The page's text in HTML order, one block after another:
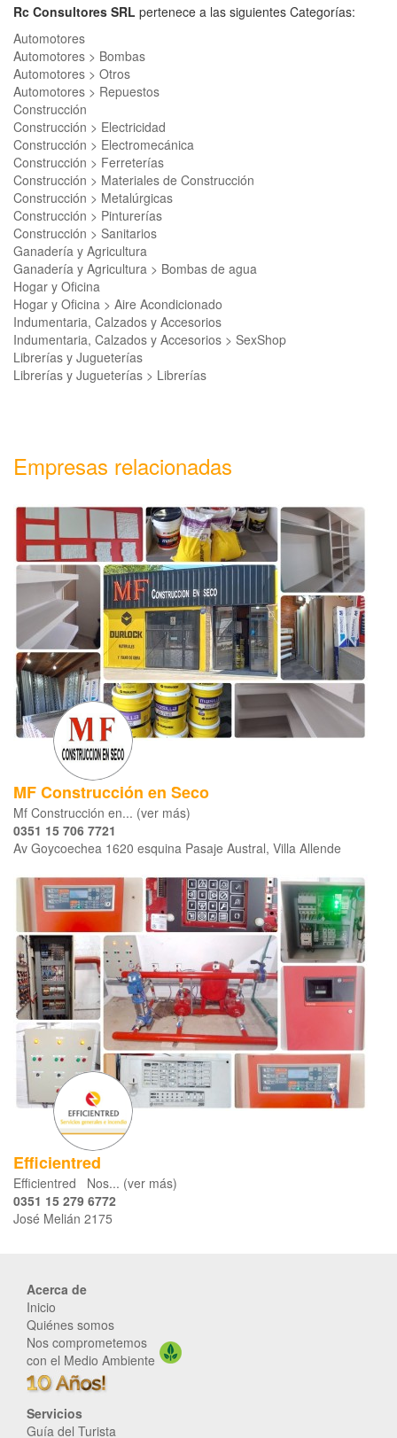
Rc Consultores SRL pertenece a las siguientes Categorías:
Automotores
Automotores > Bombas
Automotores > Otros
Automotores > Repuestos
Construcción
Construcción > Electricidad
Construcción > Electromecánica
Construcción > Ferreterías
Construcción > Materiales de Construcción
Construcción > Metalúrgicas
Construcción > Pinturerías
Construcción > Sanitarios
Ganadería y Agricultura
Ganadería y Agricultura > Bombas de agua
Hogar y Oficina
Hogar y Oficina > Aire Acondicionado
Indumentaria, Calzados y Accesorios
Indumentaria, Calzados y Accesorios > SexShop
Librerías y Jugueterías
Librerías y Jugueterías > Librerías
Empresas relacionadas
MF Construcción en Seco
Mf Construcción en... (ver más)
0351 15 706 7721
Av Goycoechea 1620 esquina Pasaje Austral, Villa Allende
Efficientred
Efficientred Nos... (ver más)
0351 15 279 6772
José Melián 2175
Acerca de
Inicio
Quiénes somos
Nos comprometemos
con el Medio Ambiente
Servicios
Guía del Turista